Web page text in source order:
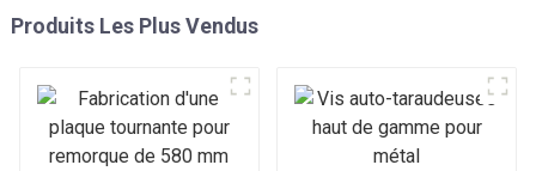
Produits Les Plus Vendus